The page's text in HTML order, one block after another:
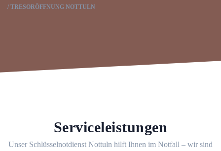
TRESORÖFFNUNG NOTTULN
Serviceleistungen
Unser Schlüsselnotdienst Nottuln hilft Ihnen im Notfall – wir sind